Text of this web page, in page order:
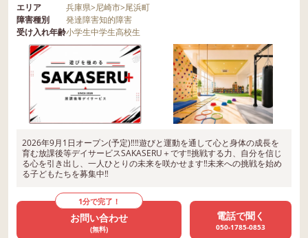
エリア 兵庫県>尼崎市>尾浜町
障害種別
発達障害知的障害
受け入れ年齢小学生中学生高校生
2026年9月1日オープン(予定)‼‼遊びと運動を通して心と身体の成長を
育む放課後等デイサービスSAKASERU＋です‼挑戦する力、自分を信じ
る心を引き出し、一人ひとりの未来を咲かせます‼未来への挑戦を始め
る子どもたちを募集中‼
1分で完了！
お問い合わせ
(無料)
電話で聞く
050-1785-0853